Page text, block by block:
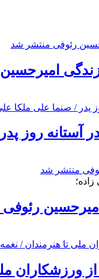
آستانه روز
ورزشکاران